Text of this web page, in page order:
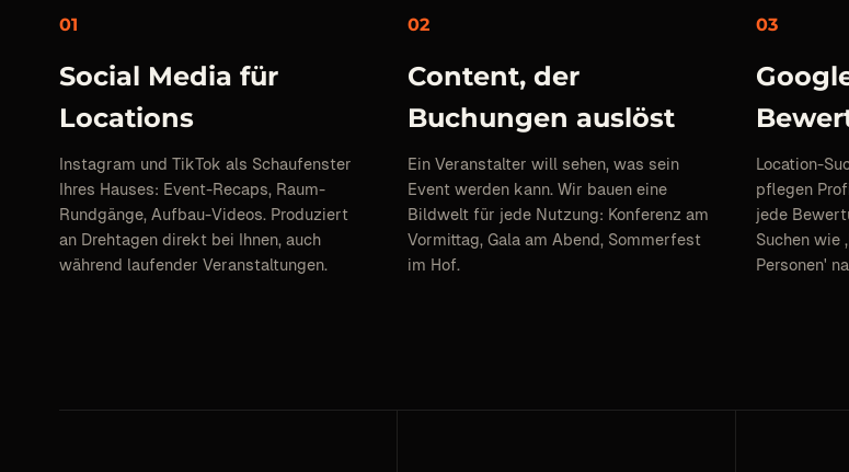
01
Social Media für
Locations
Instagram und TikTok als Schaufenster
Ihres Hauses: Event-Recaps, Raum-
Rundgänge, Aufbau-Videos. Produziert
an Drehtagen direkt bei Ihnen, auch
während laufender Veranstaltungen.
02
Content, der
Buchungen auslöst
Ein Veranstalter will sehen, was sein
Event werden kann. Wir bauen eine
Bildwelt für jede Nutzung: Konferenz am
Vormittag, Gala am Abend, Sommerfest
im Hof.
03
Location-
pflegen
jede
Suchen wie
Personen'